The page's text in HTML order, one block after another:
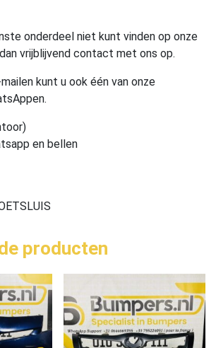
onderdeel niet kunt vinden op onze
vrijblijvend contact met ons op.
kunt u ook één van onze
en bellen
producten